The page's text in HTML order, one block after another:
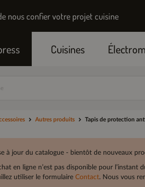
nous confier votre projet cuisine
Cuisines
Autres produits Tapis de protection
à jour du catalogue - bientôt de nouveaux
en ligne n’est pas disponible pour
utiliser le formulaire Contact. Nous vous